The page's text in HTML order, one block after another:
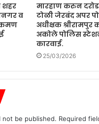
शहर
व
मारहाण करुन
टोळी जेरबंद अपर
अधीक्षक श्रीरामपुर
अकोले पोलिस
कारवाई.
25/03/2026
not be published. Required